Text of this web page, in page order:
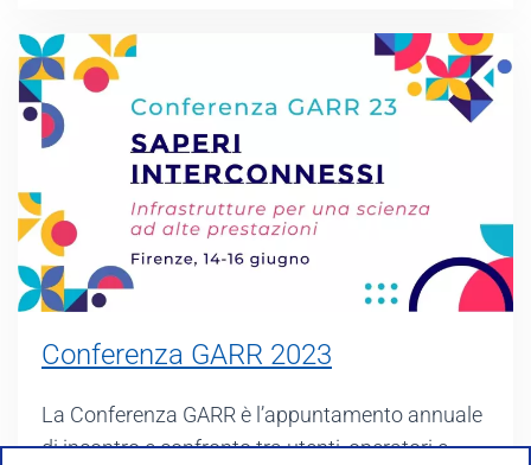
Conferenza GARR 2023
La Conferenza GARR è l’appuntamento annuale
di incontro e confronto tra utenti, operatori e